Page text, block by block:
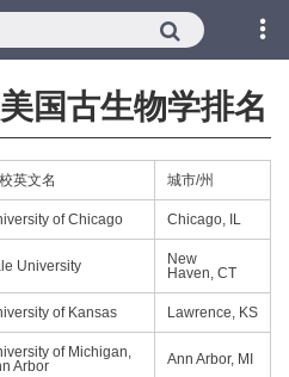
国古生物学排名
英文名 城市/州
of Chicago Chicago, IL
University
New
Haven, CT
of Kansas Lawrence, KS
of Michigan,
Arbor
Ann Arbor, MI